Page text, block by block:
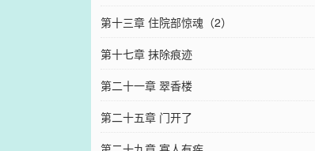
第十三章 住院部惊魂（2）
第十七章 抹除痕迹
第二十一章 翠香楼
第二十五章 门开了